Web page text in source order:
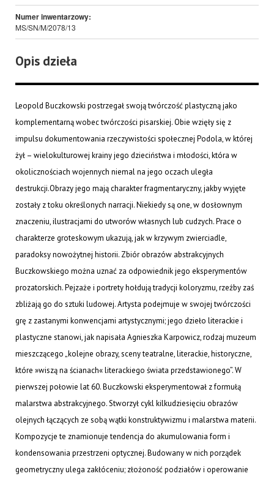
Numer inwentarzowy:
MS/SN/M/2078/13
Opis dzieła
Leopold Buczkowski postrzegał swoją twórczość plastyczną jako
komplementarną wobec twórczości pisarskiej. Obie wzięły się z
impulsu dokumentowania rzeczywistości społecznej Podola, w której
żył – wielokulturowej krainy jego dzieciństwa i młodości, która w
okolicznościach wojennych niemal na jego oczach uległa
destrukcji.Obrazy jego mają charakter fragmentaryczny, jakby wyjęte
zostały z toku określonych narracji. Niekiedy są one, w dosłownym
znaczeniu, ilustracjami do utworów własnych lub cudzych. Prace o
charakterze groteskowym ukazują, jak w krzywym zwierciadle,
paradoksy nowożytnej historii. Zbiór obrazów abstrakcyjnych
Buczkowskiego można uznać za odpowiednik jego eksperymentów
prozatorskich. Pejzaże i portrety hołdują tradycji koloryzmu, rzeźby zaś
zbliżają go do sztuki ludowej. Artysta podejmuje w swojej twórczości
grę z zastanymi konwencjami artystycznymi; jego dzieło literackie i
plastyczne stanowi, jak napisała Agnieszka Karpowicz, rodzaj muzeum
mieszczącego „kolejne obrazy, sceny teatralne, literackie, historyczne,
które »wiszą na ścianach« literackiego świata przedstawionego”. W
pierwszej połowie lat 60. Buczkowski eksperymentował z formułą
malarstwa abstrakcyjnego. Stworzył cykl kilkudziesięciu obrazów
olejnych łączących ze sobą wątki konstruktywizmu i malarstwa materii.
Kompozycje te znamionuje tendencja do akumulowania form i
kondensowania przestrzeni optycznej. Budowany w nich porządek
geometryczny ulega zakłóceniu; złożoność podziałów i operowanie